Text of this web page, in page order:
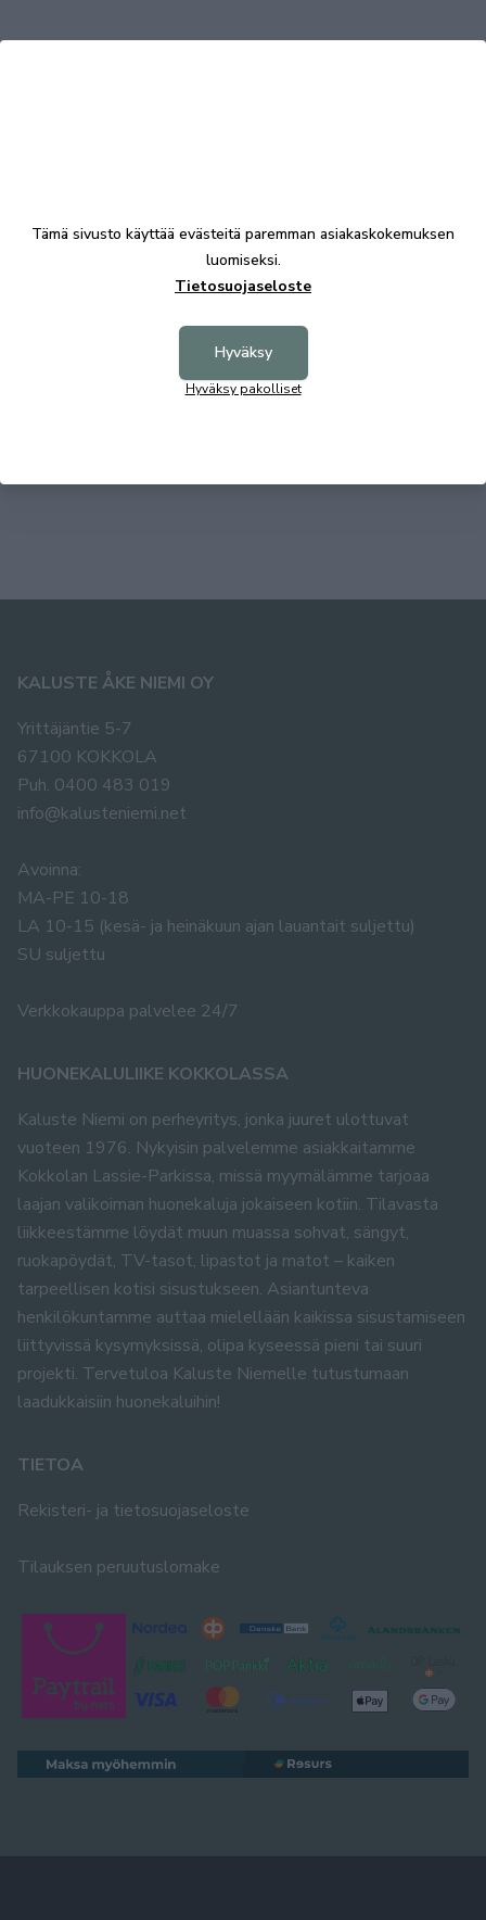
KALUSTE ÅKE NIEMI OY
Yrittäjäntie 5-7
67100 KOKKOLA
Puh. 0400 483 019
info@kalusteniemi.net
Avoinna:
MA-PE 10-18
LA 10-15 (kesä- ja heinäkuun ajan lauantait suljettu)
SU suljettu
Verkkokauppa palvelee 24/7
HUONEKALULIIKE KOKKOLASSA
Kaluste Niemi on perheyritys, jonka juuret ulottuvat
vuoteen 1976. Nykyisin palvelemme asiakkaitamme
Kokkolan Lassie-Parkissa, missä myymälämme tarjoaa
laajan valikoiman huonekaluja jokaiseen kotiin. Tilavasta
liikkeestämme löydät muun muassa sohvat, sängyt,
ruokapöydät, TV-tasot, lipastot ja matot – kaiken
tarpeellisen kotisi sisustukseen. Asiantunteva
henkilökuntamme auttaa mielellään kaikissa sisustamiseen
liittyvissä kysymyksissä, olipa kyseessä pieni tai suuri
projekti. Tervetuloa Kaluste Niemelle tutustumaan
laadukkaisiin huonekaluihin!
TIETOA
Rekisteri- ja tietosuojaseloste
Tilauksen peruutuslomake
Tämä sivusto käyttää evästeitä paremman asiakaskokemuksen
luomiseksi.
Tietosuojaseloste
Hyväksy
Hyväksy pakolliset